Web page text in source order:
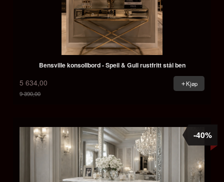
Bensville konsollbord - Speil & Gull rustfritt stål ben
5 634,00
9 390,00
Kjøp
-40%